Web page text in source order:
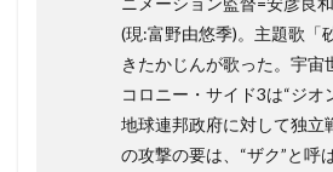
(現:富野由悠季)。主題歌「
きたかじんが歌った。宇宙
コロニー・サイド3は“ジオ
地球連邦政府に対して独立
の攻撃の要は、“ザク”と呼